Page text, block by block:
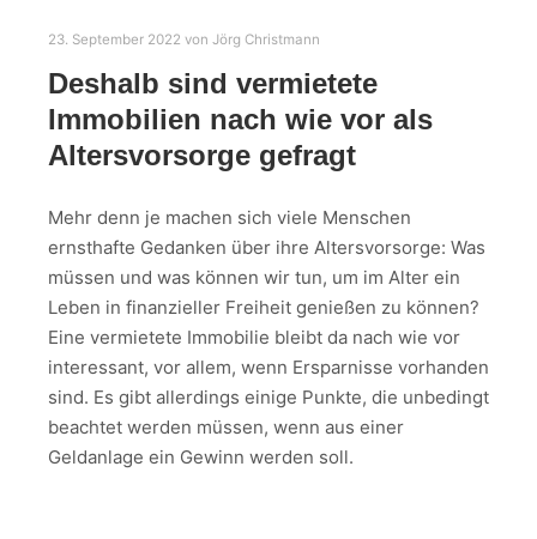
23. September 2022 von Jörg Christmann
Deshalb sind vermietete
Immobilien nach wie vor als
Altersvorsorge gefragt
Mehr denn je machen sich viele Menschen
ernsthafte Gedanken über ihre Altersvorsorge: Was
müssen und was können wir tun, um im Alter ein
Leben in finanzieller Freiheit genießen zu können?
Eine vermietete Immobilie bleibt da nach wie vor
interessant, vor allem, wenn Ersparnisse vorhanden
sind. Es gibt allerdings einige Punkte, die unbedingt
beachtet werden müssen, wenn aus einer
Geldanlage ein Gewinn werden soll.